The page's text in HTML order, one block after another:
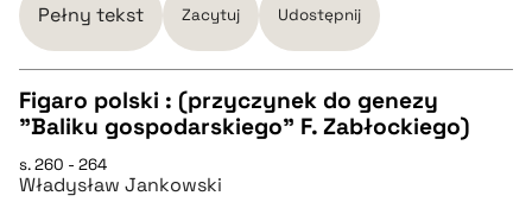
BIBTEX
pobierz cytat
Pełny tekst Zacytuj Udostępnij
CZYSTY TEKST
Figaro polski : (przyczynek do genezy
"Baliku gospodarskiego" F. Zabłockiego)
s. 260 - 264
Władysław Jankowski